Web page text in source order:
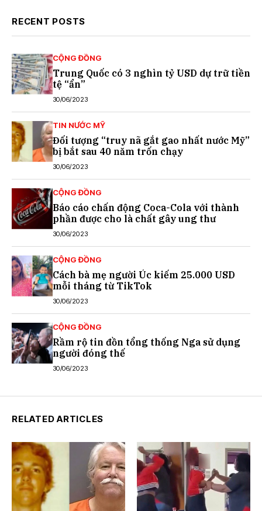
RECENT POSTS
CỘNG ĐỒNG
Trung Quốc có 3 nghìn tỷ USD dự trữ tiền
tệ “ẩn”
30/06/2023
TIN NƯỚC MỸ
Đối tượng “truy nã gắt gao nhất nước Mỹ”
bị bắt sau 40 năm trốn chạy
30/06/2023
CỘNG ĐỒNG
Báo cáo chấn động Coca-Cola với thành
phần được cho là chất gây ung thư
30/06/2023
CỘNG ĐỒNG
Cách bà mẹ người Úc kiếm 25.000 USD
mỗi tháng từ TikTok
30/06/2023
CỘNG ĐỒNG
Rầm rộ tin đồn tổng thống Nga sử dụng
người đóng thế
30/06/2023
RELATED ARTICLES